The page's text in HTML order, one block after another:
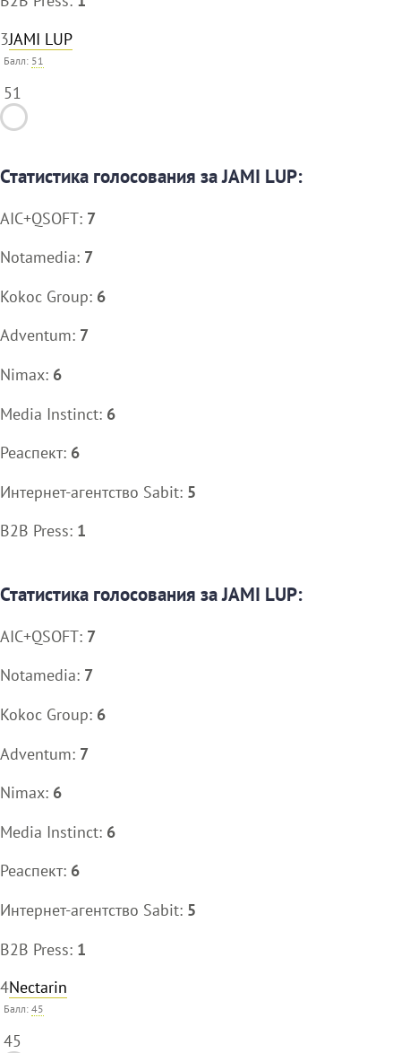
3JAMI LUP
Балл: 51
51
Статистика голосования за JAMI LUP:
AIC+QSOFT: 7
Notamedia: 7
Kokoc Group: 6
Adventum: 7
Nimax: 6
Media Instinct: 6
Реаспект: 6
Интернет-агентство Sabit: 5
B2B Press: 1
Статистика голосования за JAMI LUP:
AIC+QSOFT: 7
Notamedia: 7
Kokoc Group: 6
Adventum: 7
Nimax: 6
Media Instinct: 6
Реаспект: 6
Интернет-агентство Sabit: 5
B2B Press: 1
4Nectarin
Балл:45
45